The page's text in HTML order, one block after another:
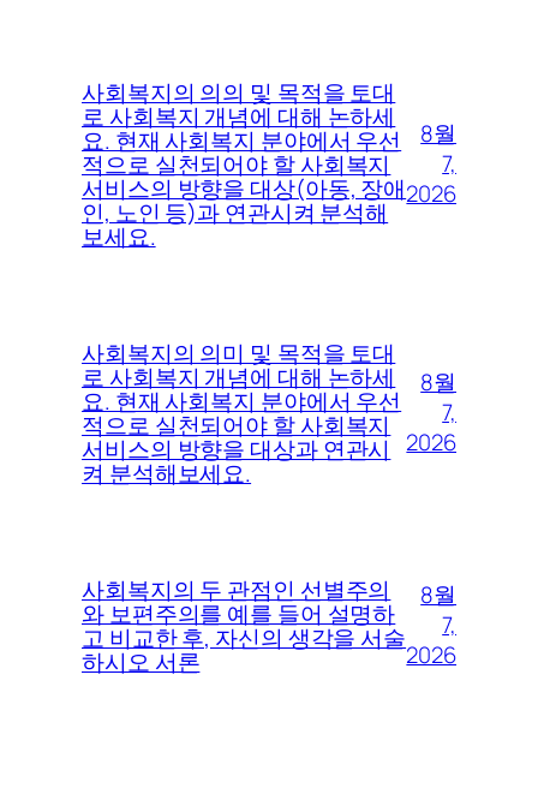
사회복지의 의의 및 목적을 토대
로 사회복지 개념에 대해 논하세
요. 현재 사회복지 분야에서 우선
적으로 실천되어야 할 사회복지
서비스의 방향을 대상(아동, 장애
인, 노인 등)과 연관시켜 분석해
보세요.
8월
7,
2026
사회복지의 의미 및 목적을 토대
로 사회복지 개념에 대해 논하세
요. 현재 사회복지 분야에서 우선
적으로 실천되어야 할 사회복지
서비스의 방향을 대상과 연관시
켜 분석해보세요.
8월
7,
2026
사회복지의 두 관점인 선별주의
와 보편주의를 예를 들어 설명하
고 비교한 후, 자신의 생각을 서술
하시오 서론
8월
7,
2026